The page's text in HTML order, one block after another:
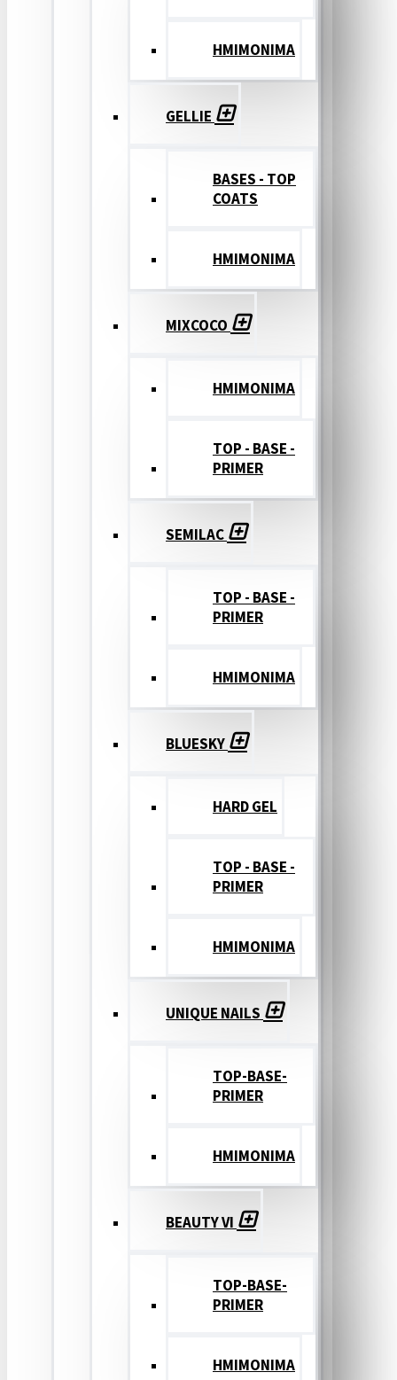
ΗΜΙΜΟΝΙΜΑ
GELLIE
BASES - TOP
COATS
ΗΜΙΜΟΝΙΜΑ
MIXCOCO
HMIMONIMA
TOP - BASE -
PRIMER
SEMILAC
TOP - BASE -
PRIMER
ΗΜΙΜΟΝΙΜΑ
BLUESKY
HARD GEL
TOP - BASE -
PRIMER
ΗΜΙΜΟΝΙΜΑ
UNIQUE NAILS
TOP-BASE-
PRIMER
ΗΜΙΜΟΝΙΜΑ
BEAUTY VI
TOP-BASE-
PRIMER
ΗΜΙΜΟΝΙΜΑ